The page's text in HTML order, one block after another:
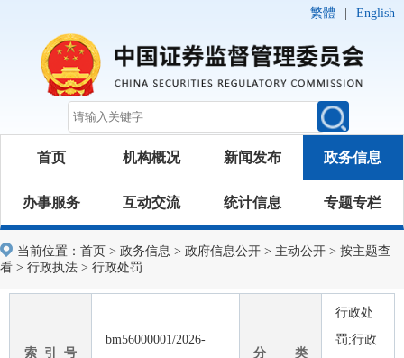
繁體 English
首页 机构概况 新闻发布 政务信息
办事服务 互动交流 统计信息 专题专栏
当前位置： 首页 > 政务信息 > 政府信息公开 > 主动公开 > 按主题查
看 > 行政执法 > 行政处罚
索 引 号
bm56000001/2026-
分 类
行政处
罚;行政